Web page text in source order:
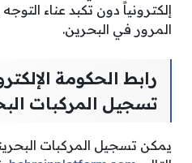
إلكترونياً دون تكبد عناء
المرور في البحرين.
رابط الحكومة
تسجيل المركبات
يمكن تسجيل المركبات